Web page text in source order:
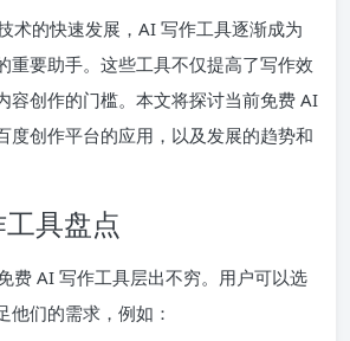
术的快速发展，AI 写作工具逐渐成为
重要助手。这些工具不仅提高了写作效
容创作的门槛。本文将探讨当前免费 AI
度创作平台的应用，以及发展的趋势和
具盘点
费 AI 写作工具层出不穷。用户可以选
他们的需求，例如：